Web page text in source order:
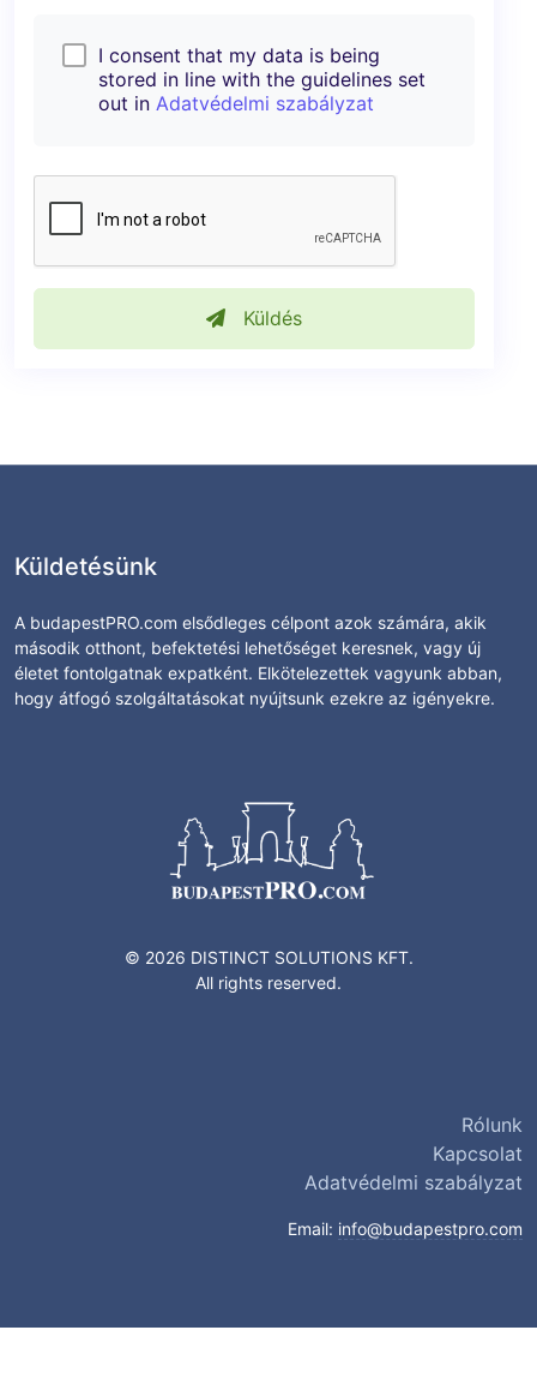
I consent that my data is being
stored in line with the guidelines set
out in Adatvédelmi szabályzat
Küldés
Küldetésünk
A budapestPRO.com elsődleges célpont azok számára, akik
második otthont, befektetési lehetőséget keresnek, vagy új
életet fontolgatnak expatként. Elkötelezettek vagyunk abban,
hogy átfogó szolgáltatásokat nyújtsunk ezekre az igényekre.
© 2026 DISTINCT SOLUTIONS KFT.
All rights reserved.
Rólunk
Kapcsolat
Adatvédelmi szabályzat
Email: info@budapestpro.com